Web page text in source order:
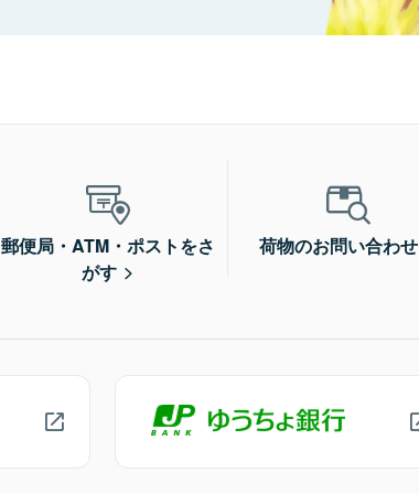
郵便局・ATM・ポストをさ
がす
荷物のお問い合わせ